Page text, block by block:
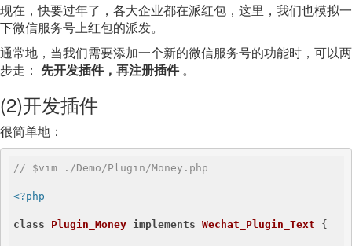
现在，快要过年了，各大企业都在派红包，这里，我们也模拟一
下微信服务号上红包的派发。
通常地，当我们需要添加一个新的微信服务号的功能时，可以两
步走： 先开发插件，再注册插件。
(2)开发插件
很简单地：
// $vim ./Demo/Plugin/Money.php
<?php
class Plugin_Money implements Wechat_Plugin_Text {